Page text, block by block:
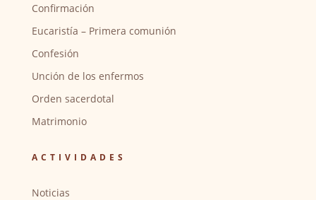
Confirmación
Eucaristía – Primera comunión
Confesión
Unción de los enfermos
Orden sacerdotal
Matrimonio
ACTIVIDADES
Noticias